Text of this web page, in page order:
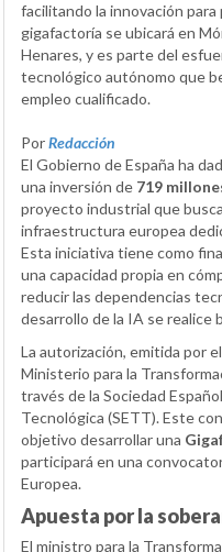
facilitando la innovación para
gigafactoría se ubicará en
Henares, y es parte del
tecnológico autónomo que
empleo cualificado.
PorRedacción
El Gobierno de España ha
una inversión de 719
proyecto industrial que
infraestructura europea
Esta iniciativa tiene como
una capacidad propia en
reducir las dependencias
desarrollo de la IA se realice
La autorización, emitida por
Ministerio para la
través de la Sociedad
Tecnológica (SETT). Este
objetivo desarrollar una
participará en una
Europea.
Apuesta por la
El ministro para la